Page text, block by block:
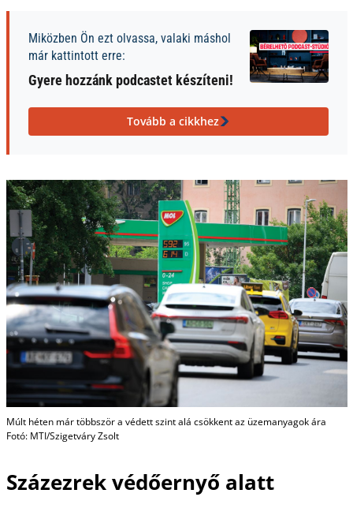
Miközben Ön ezt olvassa, valaki máshol
már kattintott erre:
Gyere hozzánk podcastet készíteni!
Tovább a cikkhez
Múlt héten már többször a védett szint alá csökkent az üzemanyagok ára
Fotó: MTI/Szigetváry Zsolt
Százezrek védőernyő alatt